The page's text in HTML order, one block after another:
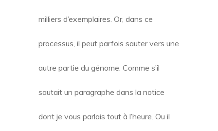
milliers d’exemplaires. Or, dans ce
processus, il peut parfois sauter vers une
autre partie du génome. Comme s’il
sautait un paragraphe dans la notice
dont je vous parlais tout à l’heure. Ou il